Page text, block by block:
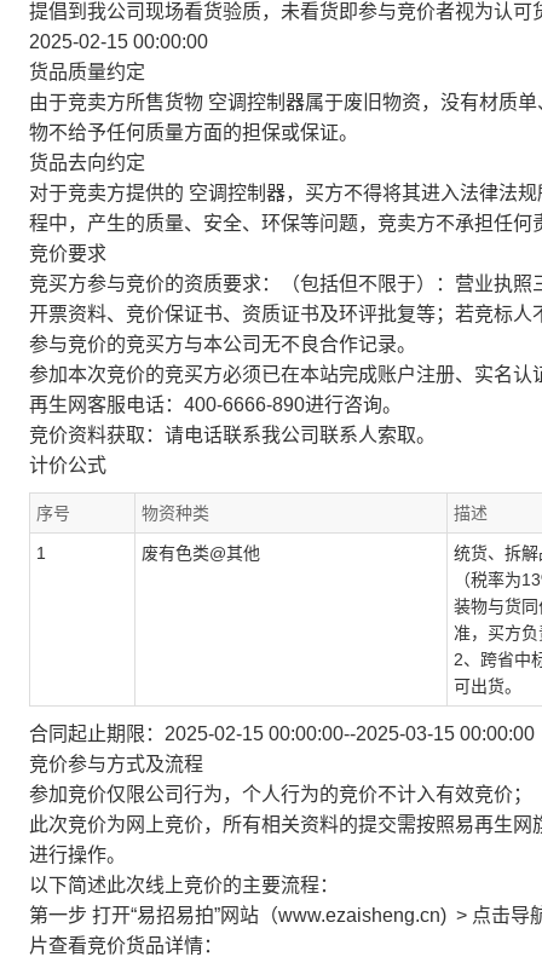
提倡到我公司现场看货验质，未看货即参与竞价者视为认
2025-02-15 00:00:00
货品质量约定
由于竞卖方所售货物 空调控制器属于废旧物资，没有材质
物不给予任何质量方面的担保或保证。
货品去向约定
对于竞卖方提供的 空调控制器，买方不得将其进入法律法
程中，产生的质量、安全、环保等问题，竞卖方不承担任
竞价要求
竞买方参与竞价的资质要求：（包括但不限于）：营业执
开票资料、竞价保证书、资质证书及环评批复等；若竞标
参与竞价的竞买方与本公司无不良合作记录。
参加本次竞价的竞买方必须已在本站完成账户注册、实名
再生网客服电话：400-6666-890进行咨询。
竞价资料获取：请电话联系我公司联系人索取。
计价公式
序号 物资种类 描述
1 废有色类@其他
统货、拆
（税率为
装物与货
准，买方
2、跨省中
可出货。
合同起止期限： 2025-02-15 00:00:00--2025-03-15 00:00:00
竞价参与方式及流程
参加竞价仅限公司行为，个人行为的竞价不计入有效竞价；
此次竞价为网上竞价，所有相关资料的提交需按照易再生
进行操作。
以下简述此次线上竞价的主要流程：
第一步 打开“易招易拍”网站（www.ezaisheng.cn) > 点击
片查看竞价货品详情：